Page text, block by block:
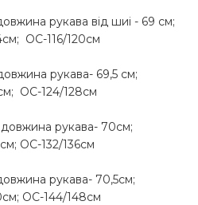
рукава від шиі - 69 см;
ОС-116/120см
рукава- 69,5 см;
ОС-124/128см
рукава- 70см;
ОС-132/136см
рукава- 70,5см;
ОС-144/148см